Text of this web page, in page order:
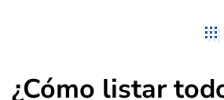
¿Cómo listar